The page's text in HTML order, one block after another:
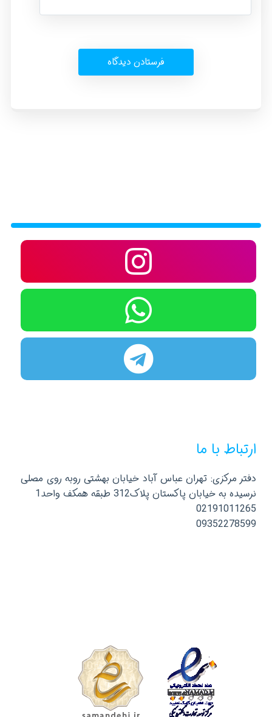
ارتباط با ما
دفتر مرکزی: تهران عباس آباد خیابان بهشتی روبه روی مصلی
نرسیده به خیابان پاکستان پلاک312 طبقه همکف واحد1
02191011265
09352278599